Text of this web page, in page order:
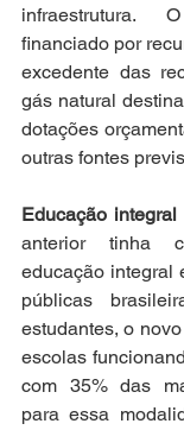
infraestrutura.
financiado por
excedente das
gás natural
dotações
outras fontes
Educação integral
anterior tinha
educação integral
públicas
estudantes, o
escolas
com 35% das
para essa